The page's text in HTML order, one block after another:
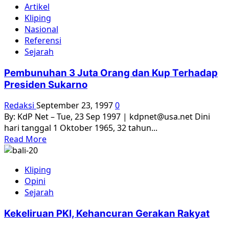
Peran
Inggris
dalam
mengusir
Sukarno
Artikel
Kliping
Nasional
Referensi
Sejarah
Pembunuhan 3 Juta Orang dan Kup Terhadap
Presiden Sukarno
Redaksi September 23, 19970
By: KdP Net – Tue, 23 Sep 1997 | kdpnet@usa.net Dini
hari tanggal 1 Oktober 1965, 32 tahun...
Read MoreRead
Pembunuhan
Juta
dan
Kliping
Opini
Sejarah
Kekeliruan PKI, Kehancuran Gerakan Rakyat